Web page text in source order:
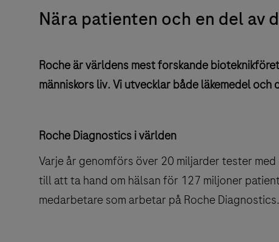
Nära patienten och en del av
Roche är världens mest forskande
människors liv. Vi utvecklar både läkemedel och
Roche Diagnostics i världen
Varje år genomförs över 20 miljarder tester
till att ta hand om hälsan för 127 miljoner
medarbetare som arbetar på Roche